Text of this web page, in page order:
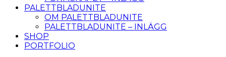
PALETTBLADUNITE
OM PALETTBLADUNITE
PALETTBLADUNITE – INLÄGG
SHOP
PORTFOLIO